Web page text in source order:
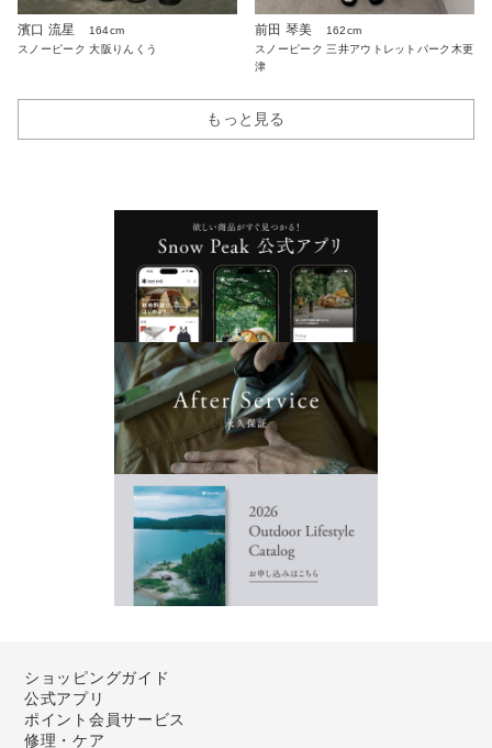
濱口 流星
164cm
スノーピーク 大阪りんくう
前田 琴美
162cm
スノーピーク 三井アウトレットパーク木更
津
もっと見る
ショッピングガイド
公式アプリ
ポイント会員サービス
修理・ケア